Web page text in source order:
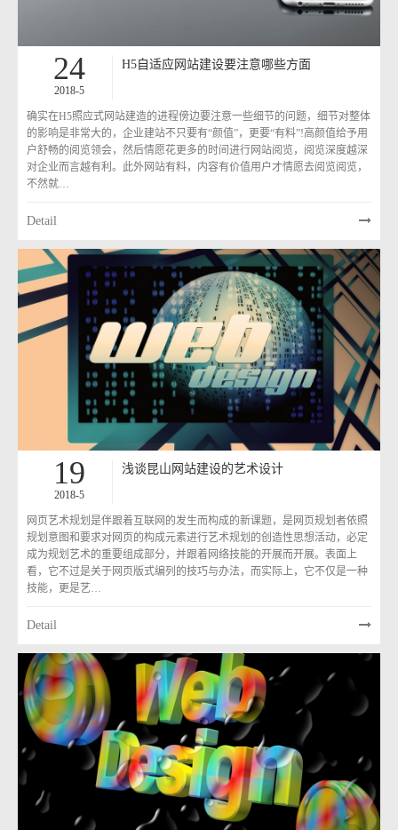
24
2018-5
H5自适应网站建设要注意哪些方面
确实在H5照应式网站建造的进程傍边要注意一些细节的问题，细节对整体
的影响是非常大的，企业建站不只要有“颜值”，更要“有料”!高颜值给予用
户舒畅的阅览领会，然后情愿花更多的时间进行网站阅览，阅览深度越深
对企业而言越有利。此外网站有料，内容有价值用户才情愿去阅览阅览，
不然就…
Detail
19
2018-5
浅谈昆山网站建设的艺术设计
网页艺术规划是伴跟着互联网的发生而构成的新课题，是网页规划者依照
规划意图和要求对网页的构成元素进行艺术规划的创造性思想活动，必定
成为规划艺术的重要组成部分，并跟着网络技能的开展而开展。表面上
看，它不过是关于网页版式编列的技巧与办法，而实际上，它不仅是一种
技能，更是艺…
Detail